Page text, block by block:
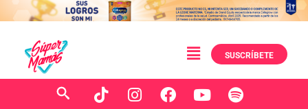
SUSCRÍBETE